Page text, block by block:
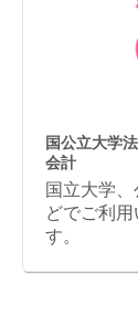
国公立大学
会計
国立大学
どでご利
す。